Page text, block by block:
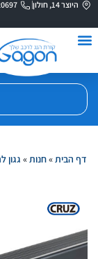
היוצר 14, חולון
דף הבית»חנות» גגון